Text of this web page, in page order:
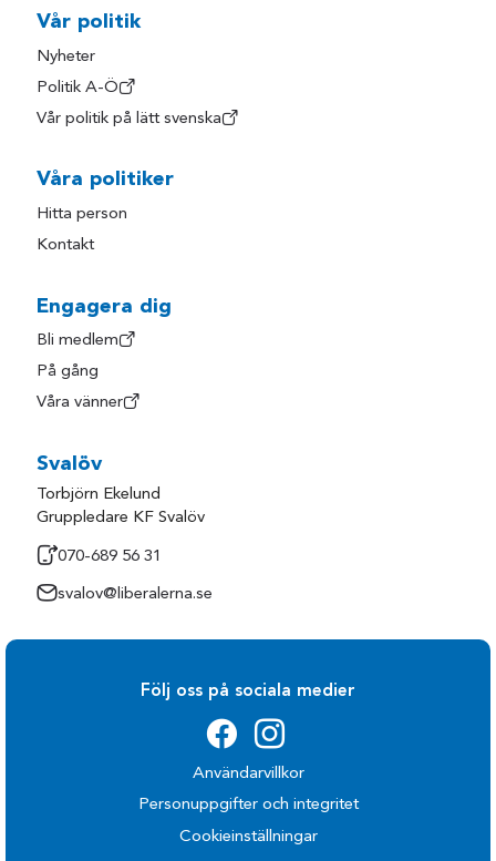
Vår politik
Nyheter
Politik A-Ö
Vår politik på lätt svenska
Våra politiker
Hitta person
Kontakt
Engagera dig
Bli medlem
På gång
Våra vänner
Svalöv
Torbjörn Ekelund
Gruppledare KF Svalöv
070-689 56 31
svalov@liberalerna.se
Följ oss på sociala medier
Användarvillkor
Personuppgifter och integritet
Cookieinställningar